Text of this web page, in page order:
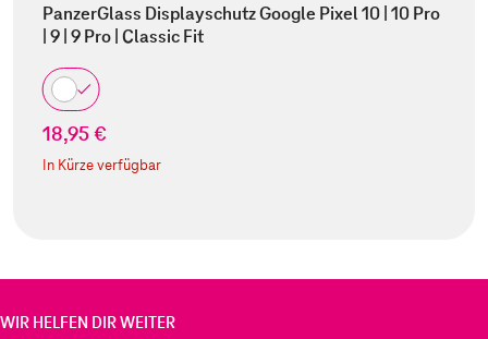
PanzerGlass Displayschutz Google Pixel 10 | 10 Pro
| 9 | 9 Pro | Classic Fit
18,95 €
In Kürze verfügbar
WIR HELFEN DIR WEITER